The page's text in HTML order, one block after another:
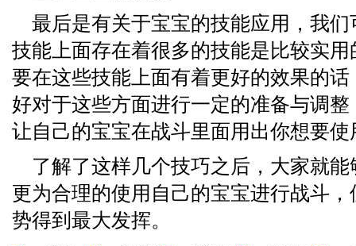
最后是有关于宝宝的技能应用，我
技能上面存在着很多的技能是比较实
要在这些技能上面有着更好的效果的
好对于这些方面进行一定的准备与调
让自己的宝宝在战斗里面用出你想要
了解了这样几个技巧之后，大家就
更为合理的使用自己的宝宝进行战斗
势得到最大发挥。